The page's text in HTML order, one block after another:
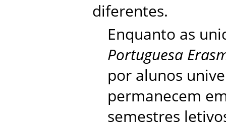
diferentes.
Enquanto as
Portuguesa
por alunos
permanecem
semestres